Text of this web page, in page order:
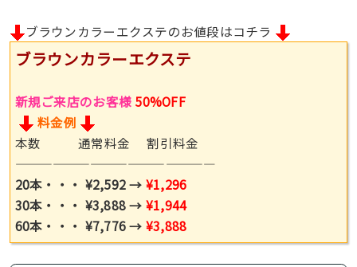
ブラウンカラーエクステのお値段はコチラ
ブラウンカラーエクステ
新規ご来店のお客様 50%OFF
料金例
本数 通常料金 割引料金
————————————————
20本・・・ ¥2,592→ ¥1,296
30本・・・ ¥3,888→ ¥1,944
60本・・・ ¥7,776→ ¥3,888